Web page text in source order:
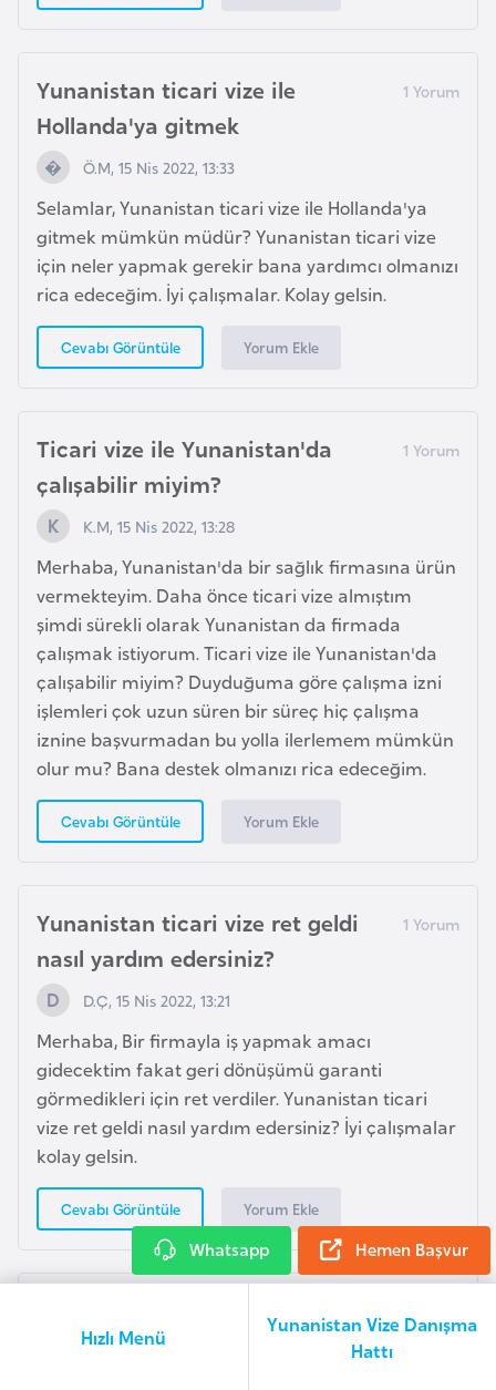
Yunanistan ticari vize ile
Hollanda'ya gitmek
Ö.M, 15 Nis 2022, 13:33
Selamlar, Yunanistan ticari vize ile Hollanda'ya
gitmek mümkün müdür? Yunanistan ticari vize
için neler yapmak gerekir bana yardımcı olmanızı
rica edeceğim. İyi çalışmalar. Kolay gelsin.
Cevabı Görüntüle Yorum Ekle
Ticari vize ile Yunanistan'da
çalışabilir miyim?
K.M, 15 Nis 2022, 13:28
Merhaba, Yunanistan'da bir sağlık firmasına ürün
vermekteyim. Daha önce ticari vize almıştım
şimdi sürekli olarak Yunanistan da firmada
çalışmak istiyorum. Ticari vize ile Yunanistan'da
çalışabilir miyim? Duyduğuma göre çalışma izni
işlemleri çok uzun süren bir süreç hiç çalışma
iznine başvurmadan bu yolla ilerlemem mümkün
olur mu? Bana destek olmanızı rica edeceğim.
Cevabı Görüntüle Yorum Ekle
Yunanistan ticari vize ret geldi
nasıl yardım edersiniz?
D.Ç, 15 Nis 2022, 13:21
Merhaba, Bir firmayla iş yapmak amacı
gidecektim fakat geri dönüşümü garanti
görmedikleri için ret verdiler. Yunanistan ticari
vize ret geldi nasıl yardım edersiniz? İyi çalışmalar
kolay gelsin.
Cevabı Görüntüle Yorum Ekle
formu nasıl doldurulur?
Hızlı Menü
Yunanistan Vize Danışma
Hattı
h
t
e
n
ş
t
a
y
n
L
t
v
a
n
y
a
L
ü
k
s
e
m
b
u
r
g
M
a
c
a
r
i
s
t
n
Hemen Başvur
Whatsapp